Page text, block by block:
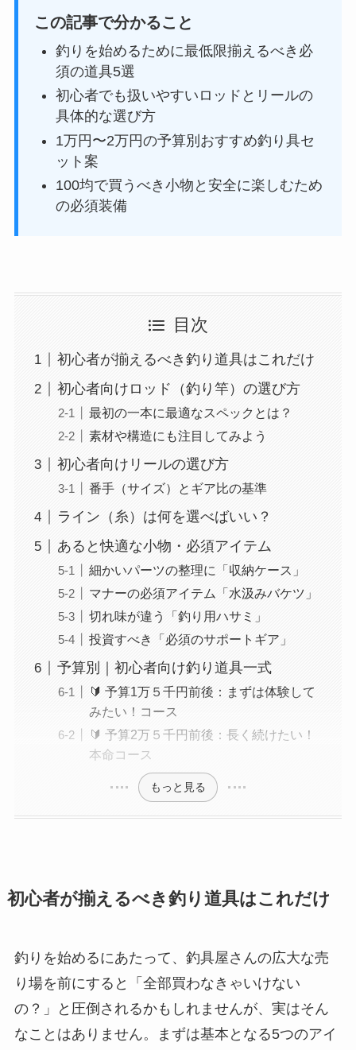
この記事で分かること
釣りを始めるために最低限揃えるべき必
須の道具5選
初心者でも扱いやすいロッドとリールの
具体的な選び方
1万円〜2万円の予算別おすすめ釣り具セ
ット案
100均で買うべき小物と安全に楽しむため
の必須装備
目次
初心者が揃えるべき釣り道具はこれだけ
初心者向けロッド（釣り竿）の選び方
最初の一本に最適なスペックとは？
素材や構造にも注目してみよう
初心者向けリールの選び方
番手（サイズ）とギア比の基準
ライン（糸）は何を選べばいい？
あると快適な小物・必須アイテム
細かいパーツの整理に「収納ケース」
マナーの必須アイテム「水汲みバケツ」
切れ味が違う「釣り用ハサミ」
投資すべき「必須のサポートギア」
予算別｜初心者向け釣り道具一式
🔰 予算1万５千円前後：まずは体験して
みたい！コース
🔰 予算2万５千円前後：長く続けたい！
本命コース
もっと見る
初心者が揃えるべき釣り道具はこれだけ
釣りを始めるにあたって、釣具屋さんの広大な売
り場を前にすると「全部買わなきゃいけない
の？」と圧倒されるかもしれませんが、実はそん
なことはありません。まずは基本となる5つのアイ